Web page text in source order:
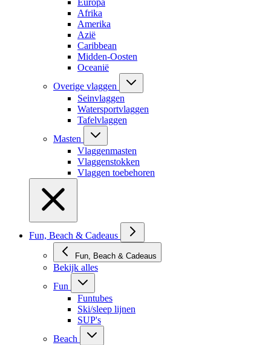
Europa
Afrika
Amerika
Azië
Caribbean
Midden-Oosten
Oceanië
Overige vlaggen
Seinvlaggen
Watersportvlaggen
Tafelvlaggen
Masten
Vlaggenmasten
Vlaggenstokken
Vlaggen toebehoren
Fun, Beach & Cadeaus
Fun, Beach & Cadeaus
Bekijk alles
Fun
Funtubes
Ski/sleep lijnen
SUP's
Beach